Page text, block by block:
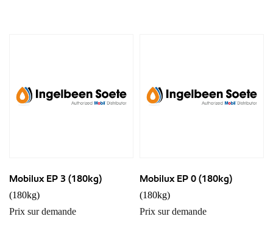
Mobilux EP 3 (180kg)
(180kg)
Prix sur demande
Mobilux EP 0 (180kg)
(180kg)
Prix sur demande